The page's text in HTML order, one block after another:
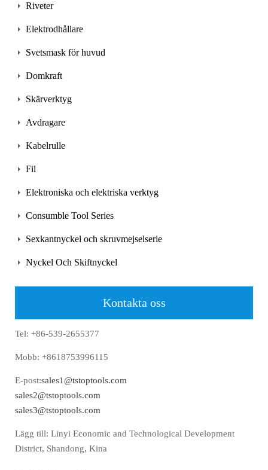
Riveter
Elektrodhållare
Svetsmask för huvud
Domkraft
Skärverktyg
Avdragare
Kabelrulle
Fil
Elektroniska och elektriska verktyg
Consumble Tool Series
Sexkantnyckel och skruvmejselserie
Nyckel Och Skiftnyckel
Kontakta oss
Tel: +86-539-2655377
Mobb: +8618753996115
E-post:sales1@tstoptools.com
sales2@tstoptools.com
sales3@tstoptools.com
Lägg till: Linyi Economic and Technological Development
District, Shandong, Kina